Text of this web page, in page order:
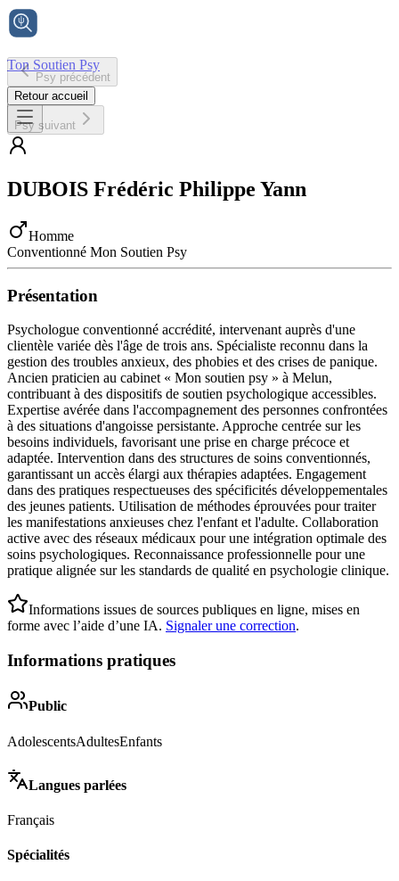
Ton Soutien Psy
Accueil
Psy précédent
Retour accueil
Psy suivant
DUBOIS Frédéric Philippe Yann
Homme
Conventionné Mon Soutien Psy
Présentation
Psychologue conventionné accrédité, intervenant auprès d'une
clientèle variée dès l'âge de trois ans. Spécialiste reconnu dans la
gestion des troubles anxieux, des phobies et des crises de panique.
Ancien praticien au cabinet « Mon soutien psy » à Melun,
contribuant à des dispositifs de soutien psychologique accessibles.
Expertise avérée dans l'accompagnement des personnes confrontées
à des situations d'angoisse persistante. Approche centrée sur les
besoins individuels, favorisant une prise en charge précoce et
adaptée. Intervention dans des structures de soins conventionnés,
garantissant un accès élargi aux thérapies adaptées. Engagement
dans des pratiques respectueuses des spécificités développementales
des jeunes patients. Utilisation de méthodes éprouvées pour traiter
les manifestations anxieuses chez l'enfant et l'adulte. Collaboration
active avec des réseaux médicaux pour une intégration optimale des
soins psychologiques. Reconnaissance professionnelle pour une
pratique alignée sur les standards de qualité en psychologie clinique.
Informations issues de sources publiques en ligne, mises en
forme avec l’aide d’une IA. Signaler une correction.
Informations pratiques
Public
AdolescentsAdultesEnfants
Langues parlées
Français
Spécialités